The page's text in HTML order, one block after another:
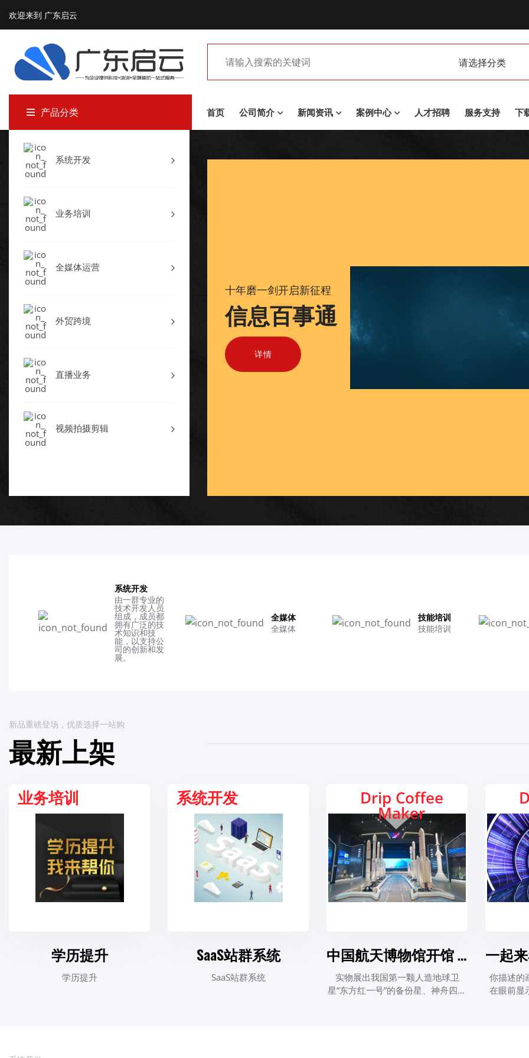
欢迎来到 广东启云
请选择分类
产品分类 首页 公司简介 新闻资讯 案例中心 人才招聘 服务支持 下
系统开发
业务培训
全媒体运营
外贸跨境
直播业务
视频拍摄剪辑
十年磨一剑开启新征程
信息百事通
详情
系统开发
由一群专业的
技术开发人员
组成，成员都
拥有广泛的技
术知识和技
能，以支持公
司的创新和发
展。
全媒体
全媒体
技能培训
技能培训
新品重磅登场，优质选择一站购
最新上架
业务培训
学历提升
学历提升
系统开发
SaaS站群系统
SaaS站群系统
Drip Coffee
Maker
中国航天博物馆开馆 可沉浸式体验火箭发射现场
实物展出我国第一颗人造地球卫
星“东方红一号”的备份星、神舟四号
你描述的
在眼前显